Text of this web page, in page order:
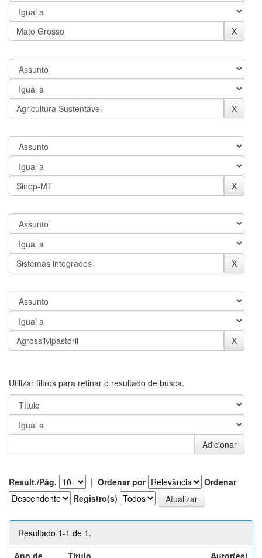
Utilizar filtros para refinar o resultado de busca.
Result./Pág. | Ordenar por
Ordenar
Registro(s)
Resultado 1-1 de 1.
Ano de
Título Autor(es)